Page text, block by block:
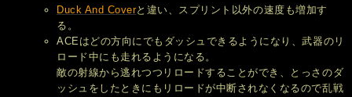
Duck And Coverと違い、スプリント以外の速度も増加す
る。
ACEはどの方向にでもダッシュできるようになり、武器のリ
ロード中にも走れるようになる。
敵の射線から逃れつつリロードすることができ、とっさのダ
ッシュをしたときにもリロードが中断されなくなるので乱戦